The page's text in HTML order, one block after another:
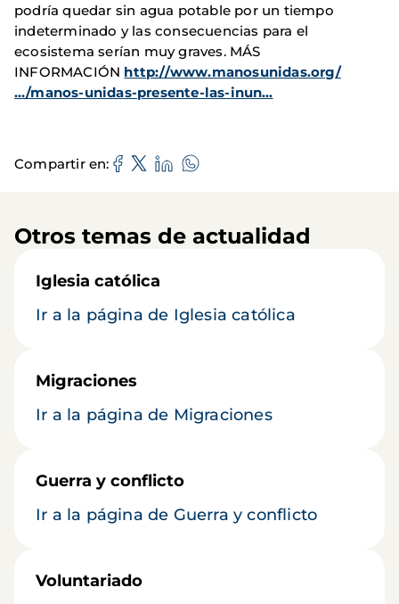
podría quedar sin agua potable por un tiempo
indeterminado y las consecuencias para el
ecosistema serían muy graves. MÁS
INFORMACIÓN http://www.manosunidas.org/
…/manos-unidas-presente-las-inun…
Compartir en
Otros temas de actualidad
Iglesia católica
Ir a la página de Iglesia católica
Migraciones
Ir a la página de Migraciones
Guerra y conflicto
Ir a la página de Guerra y conflicto
Voluntariado